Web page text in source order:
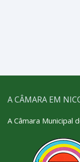
A CÂMARA EM
A Câmara Municipal